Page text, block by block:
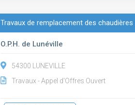
Travaux de remplacement des
O.P.H. de Lunéville
54300 LUNEVILLE
Travaux - Appel d'Offres Ouvert